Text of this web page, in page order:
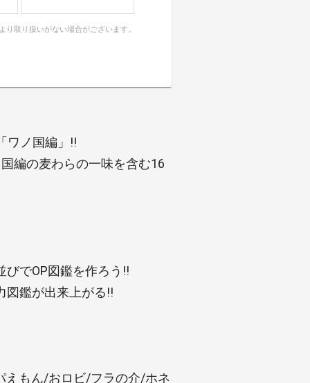
り取り扱いがない場合がございます。
ワノ国編」!!
編の麦わらの一味を含む16
でOP図鑑を作ろう!!
図鑑が出来上がる!!
もん/おロビ/フラの介/ホネ